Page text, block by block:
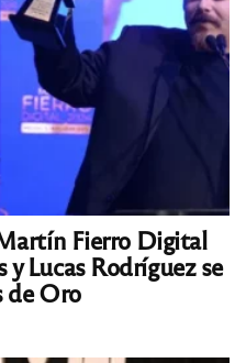
Fierro Digital
Lucas Rodríguez se
de Oro